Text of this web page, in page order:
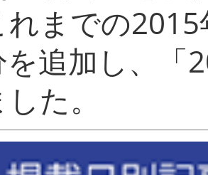
れまでの
を追加し、「
まし